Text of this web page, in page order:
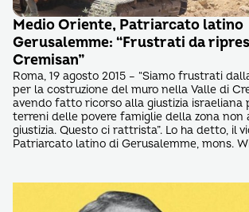
Medio Oriente, Patriarcato latino
Gerusalemme: “Frustrati da
Cremisan”
Roma, 19 agosto 2015 – “Siamo frustrati
per la costruzione del muro nella Valle di
avendo fatto ricorso alla giustizia israeliana
terreni delle povere famiglie della zona non
giustizia. Questo ci rattrista”. Lo ha detto, il
Patriarcato latino di Gerusalemme, mons.